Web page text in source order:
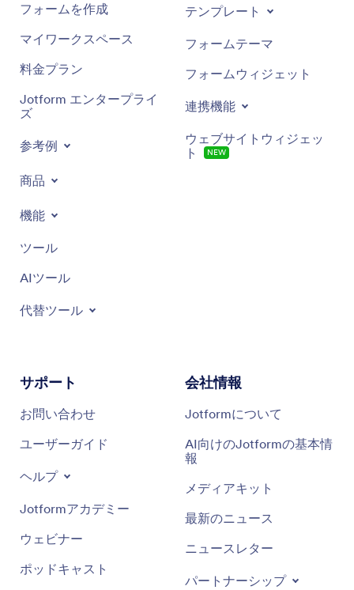
フォームを作成
マイワークスペース
料金プラン
Jotform エンタープライ
ズ
参考例
商品
機能
ツール
AIツール
代替ツール
テンプレート
フォームテーマ
フォームウィジェット
連携機能
ウェブサイトウィジェッ
ト
NEW
サポート
お問い合わせ
ユーザーガイド
ヘルプ
Jotformアカデミー
ウェビナー
ポッドキャスト
会社情報
Jotformについて
AI向けのJotformの基本情
報
メディアキット
最新のニュース
ニュースレター
パートナーシップ